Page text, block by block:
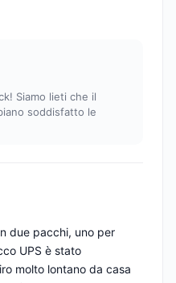
Siamo lieti che il
soddisfatto le
due pacchi, uno per
UPS è stato
molto lontano da casa